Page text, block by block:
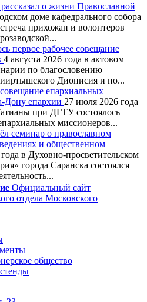
о жизни Православной
доме кафедрального собора
прихожан и волонтеров
первое рабочее совещание
4 августа 2026 года в актовом
по благословению
Дионисия и по...
епархиальных
Дону епархии 27 июля 2026 года
при ДГТУ состоялось
миссионеров...
семинар о православном
и общественном
в Духовно-просветительском
города Саранска состоялся
Официальный сайт
отдела Московского
общество